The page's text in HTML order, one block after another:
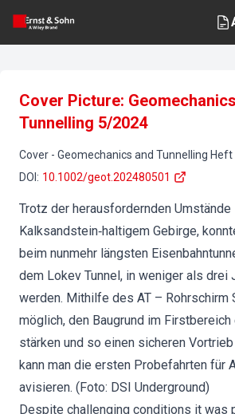
Cover Picture:
Tunnelling 5/2024
Cover - Geomechanics and Tunnelling Heft
DOI : 10.1002/geot.202480501
Trotz der herausfordernden Umstände
Kalksandstein‐haltigem Gebirge,
beim nunmehr längsten
dem Lokev Tunnel, in weniger als drei
werden. Mithilfe des AT – Rohrschirm
möglich, den Baugrund im
stärken und so einen sicheren
kann man die ersten Probefahrten für
avisieren. (Foto: DSI Underground)
Despite challenging conditions it was